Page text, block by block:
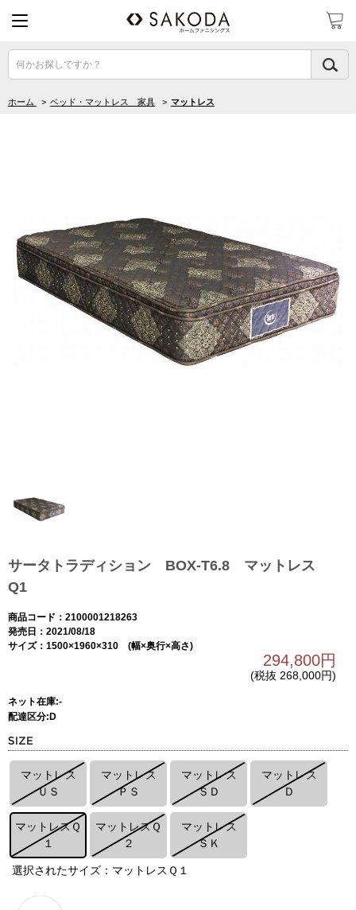
何かお探しですか？
ホーム > ベッド・マットレス 家具 > マットレス
サータトラディション BOX-T6.8 マットレス
Q1
商品コード：2100001218263
発売日：2021/08/18
サイズ：1500×1960×310 (幅×奥行×高さ)
294,800円
(税抜 268,000円)
ネット在庫:-
配達区分:D
マットレス
ＵＳ
マットレス
ＰＳ
マットレス
ＳＤ
マットレス
Ｄ
マットレスＱ
１
マットレスＱ
２
マットレス
ＳＫ
選択されたサイズ：マットレスＱ１